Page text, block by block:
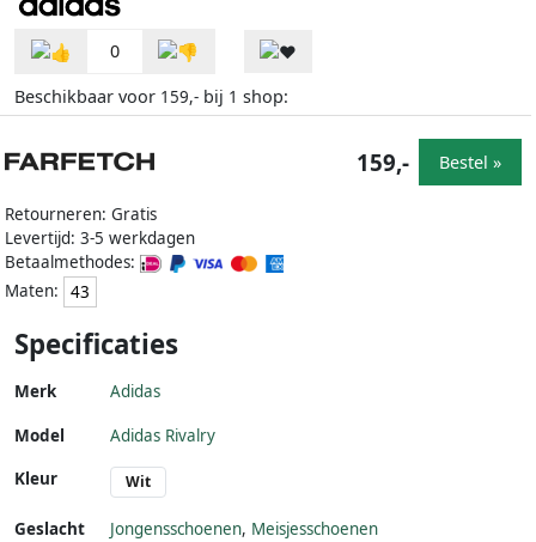
0
Beschikbaar voor 159,- bij 1 shop:
Retourneren: Gratis
Levertijd: 3-5 werkdagen
Betaalmethodes:
Maten:
43
159,- Bestel »
Specificaties
Merk Adidas
Model
Adidas Rivalry
Kleur
Wit
Geslacht Jongensschoenen, Meisjesschoenen